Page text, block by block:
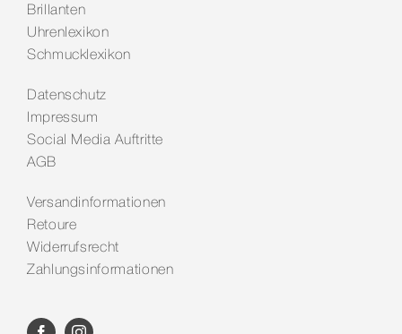
Brillanten
Uhrenlexikon
Schmucklexikon
Datenschutz
Impressum
Social Media Auftritte
AGB
Versandinformationen
Retoure
Widerrufsrecht
Zahlungsinformationen